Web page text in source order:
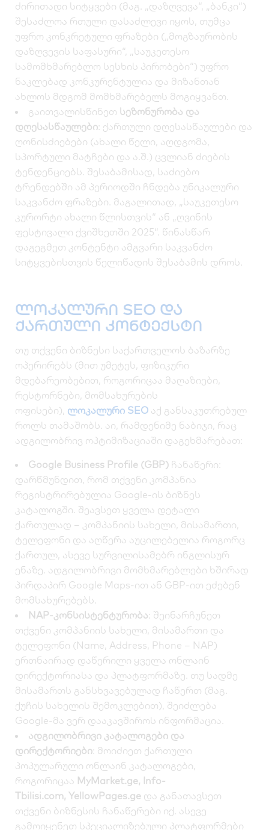
ძირითადი სიტყვები (მაგ. „დაზღვევა“, „ბანკი“)
შესაძლოა რთული დასაძლევი იყოს, თუმცა
უფრო კონკრეტული ფრაზები („მოგზაურობის
დაზღვევის საფასური“, „საუკეთესო
სამომხმარებლო სესხის პირობები“) უფრო
ნაკლებად კონკურენტულია და მიზანთან
ახლოს მდგომ მომხმარებელს მოგიყვანთ.
გაითვალისწინეთ სეზონურობა და
დღესასწაულები: ქართული დღესასწაულები და
ღონისძიებები (ახალი წელი, აღდგომა,
სპორტული მატჩები და ა.შ.) ცვლიან ძიების
ტენდენციებს. შესაბამისად, საძიებო
ტრენდებში ამ პერიოდში ჩნდება უნიკალური
საკვანძო ფრაზები. მაგალითად, „საუკეთესო
კურორტი ახალი წლისთვის“ ან „ღვინის
ფესტივალი ქვიშხეთში 2025“. წინასწარ
დაგეგმეთ კონტენტი ამგვარი საკვანძო
სიტყვებისთვის წელიწადის შესაბამის დროს.
ლოკალური SEO და
ქართული კონტექსტი
თუ თქვენი ბიზნესი საქართველოს ბაზარზე
ოპერირებს (მით უმეტეს, ფიზიკური
მდებარეობებით, როგორიცაა მაღაზიები,
რესტორნები, მომსახურების
ოფისები), ლოკალური SEO აქ განსაკუთრებულ
როლს თამაშობს. აი, რამდენიმე ნაბიჯი, რაც
ადგილობრივ ოპტიმიზაციაში დაგეხმარებათ:
Google Business Profile (GBP) ჩანაწერი:
დარწმუნდით, რომ თქვენი კომპანია
რეგისტრირებულია Google-ის ბიზნეს
კატალოგში. შეავსეთ ყველა დეტალი
ქართულად – კომპანიის სახელი, მისამართი,
ტელეფონი და აღწერა აუცილებელია როგორც
ქართულ, ასევე სურვილისამებრ ინგლისურ
ენაზე. ადგილობრივი მომხმარებლები ხშირად
პირდაპირ Google Maps-ით ან GBP-ით ეძებენ
მომსახურებებს.
NAP-კონსისტენტურობა: შეინარჩუნეთ
თქვენი კომპანიის სახელი, მისამართი და
ტელეფონი (Name, Address, Phone – NAP)
ერთნაირად დაწერილი ყველა ონლაინ
დირექტორიასა და პლატფორმაზე. თუ სადმე
მისამართს განსხვავებულად ჩაწერთ (მაგ.
ქუჩის სახელის შემოკლებით), შეიძლება
Google-მა ვერ დააკავშიროს ინფორმაცია.
ადგილობრივი კატალოგები და
დირექტორიები: მოიძიეთ ქართული
პოპულარული ონლაინ კატალოგები,
როგორიცაა MyMarket.ge, Info-
Tbilisi.com, YellowPages.ge და განათავსეთ
თქვენი ბიზნესის ჩანაწერები იქ. ასევე
გამოიყენეთ სპეციალიზებული პლატფორმები